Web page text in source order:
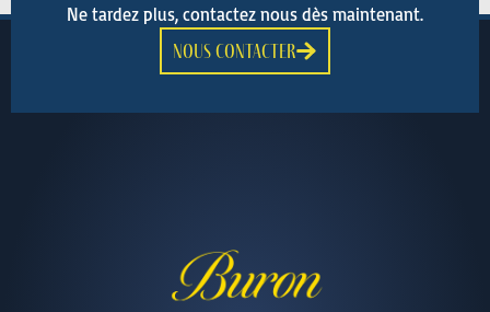
Ne tardez plus, contactez nous dès maintenant.
nous contacter